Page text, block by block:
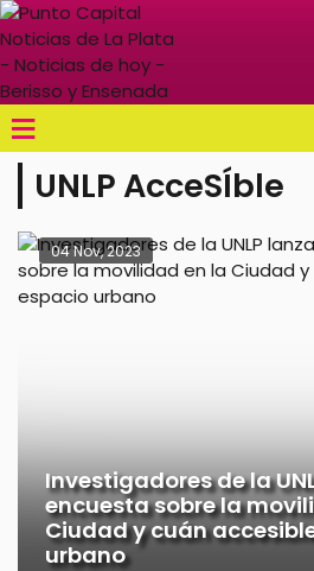
≡
UNLP AcceSÍble
04 Nov, 2023
Investigadores de la
encuesta sobre la
Ciudad y cuán
urbano